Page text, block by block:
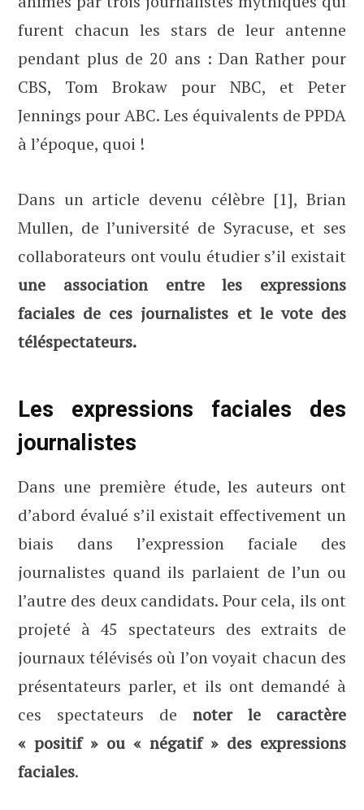
furent chacun les stars de leur antenne
pendant plus de 20 ans : Dan Rather pour
CBS, Tom Brokaw pour NBC, et Peter
Jennings pour ABC. Les équivalents de PPDA
à l’époque, quoi !
Dans un article devenu célèbre [1], Brian
Mullen, de l’université de Syracuse, et ses
collaborateurs ont voulu étudier s’il existait
une association entre les expressions
faciales de ces journalistes et le vote des
téléspectateurs.
Les expressions faciales des
journalistes
Dans une première étude, les auteurs ont
d’abord évalué s’il existait effectivement un
biais dans l’expression faciale des
journalistes quand ils parlaient de l’un ou
l’autre des deux candidats. Pour cela, ils ont
projeté à 45 spectateurs des extraits de
journaux télévisés où l’on voyait chacun des
présentateurs parler, et ils ont demandé à
ces spectateurs de noter le caractère
« positif » ou « négatif » des expressions
faciales.